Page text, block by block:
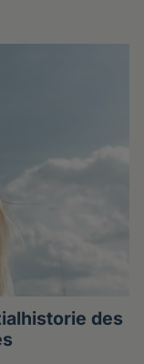
des